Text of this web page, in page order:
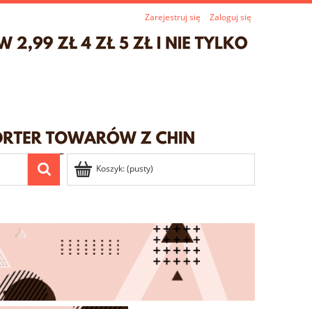
Zarejestruj się Zaloguj się
Koszyk:(pusty)